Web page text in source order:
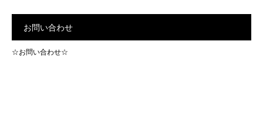
お問い合わせ
☆お問い合わせ☆